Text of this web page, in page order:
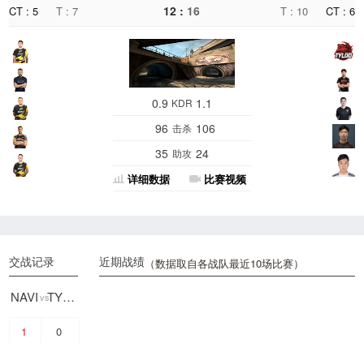
CT : 5 T : 7 12 : 16 T : 10 CT : 6
0.9 KDR 1.1
96 击杀 106
35 助攻 24
详细数据 比赛视频
近期战绩（数据取自各战队最近10场比赛）
交战记录
NAVI vs TYLOO
1
0